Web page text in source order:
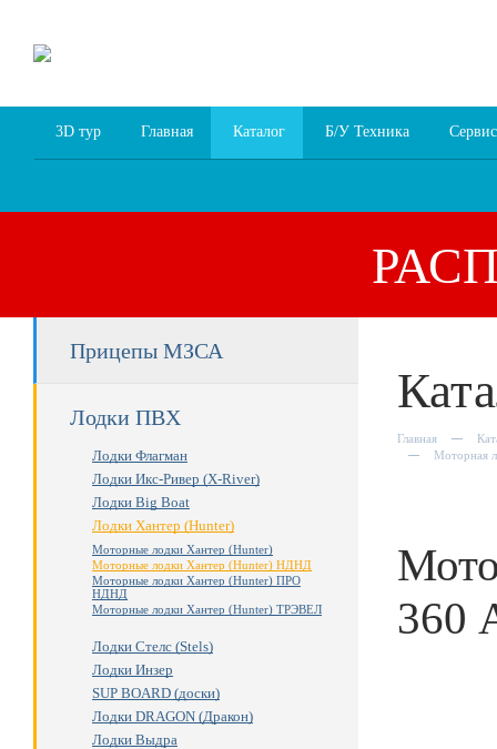
3D тур Главная Каталог Б/У Техника Сервис
Прицепы МЗСА
Лодки ПВХ
Лодки Флагман
Лодки Икс-Ривер (X-River)
Лодки Big Boat
Лодки Хантер (Hunter)
Моторные лодки Хантер (Hunter)
Моторные лодки Хантер (Hunter) НДНД
Моторные лодки Хантер (Hunter) ПРО
НДНД
Моторные лодки Хантер (Hunter) ТРЭВЕЛ
Лодки Стелс (Stels)
Лодки Инзер
SUP BOARD (доски)
Лодки DRAGON (Дракон)
Лодки Выдра
Главная
Моторная
360